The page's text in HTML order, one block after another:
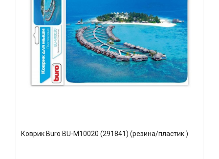
Коврик Buro BU-M10020 (291841) (резина/пластик )